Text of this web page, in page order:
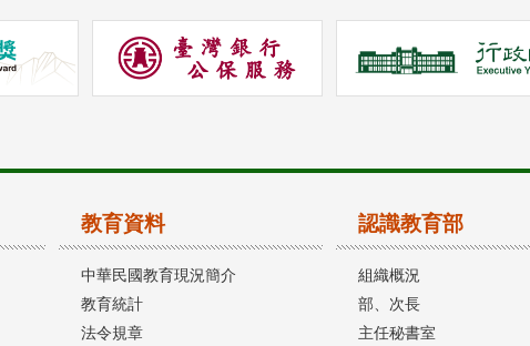
教育資料
中華民國教育現況簡介
教育統計
法令規章
認識教育部
組織概況
部、次長
主任秘書室